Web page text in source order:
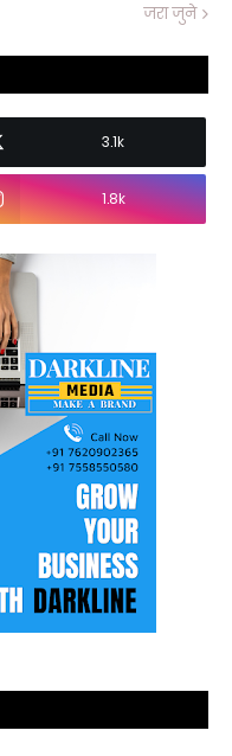
जरा जुने
3.1k
1.8k